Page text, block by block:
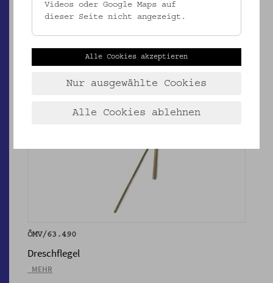
ÖMV/42.841
Festtagsgürtel
ÖMV/63.490
Dreschflegel
_MEHR
Videos oder Google Maps auf
dieser Seite nicht angezeigt.
Alle Cookies akzeptieren
Nur ausgewählte Cookies
Alle Cookies ablehnen